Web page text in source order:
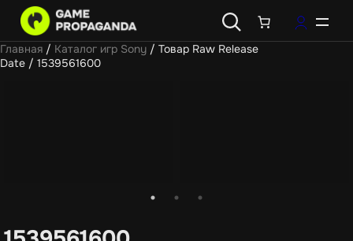
Главная / Каталог игр Sony / Товар Raw Release
Date / 1539561600